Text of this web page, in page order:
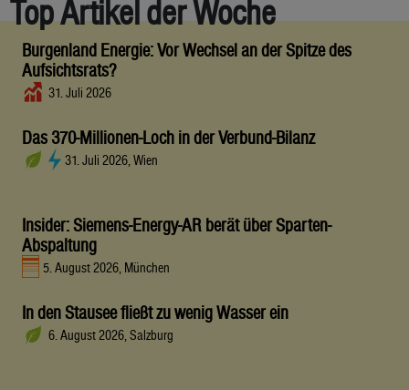
Top Artikel der Woche
Burgenland Energie: Vor Wechsel an der Spitze des
Aufsichtsrats?
31. Juli 2026
Das 370-Millionen-Loch in der Verbund-Bilanz
31. Juli 2026, Wien
Insider: Siemens-Energy-AR berät über Sparten-
Abspaltung
5. August 2026, München
In den Stausee fließt zu wenig Wasser ein
6. August 2026, Salzburg